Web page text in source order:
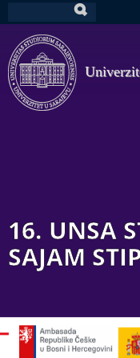
na
glavni
sadržaj
16. UNSA
SAJAM